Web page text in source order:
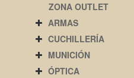
ZONA OUTLET
ARMAS
CUCHILLERÍA
MUNICIÓN
ÓPTICA